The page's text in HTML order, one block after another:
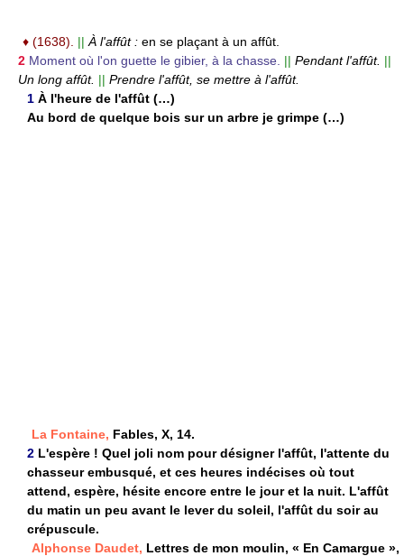
♦ (1638). || À l'affût : en se plaçant à un affût.
2 Moment où l'on guette le gibier, à la chasse. || Pendant l'affût. ||
Un long affût. || Prendre l'affût, se mettre à l'affût.
1 À l'heure de l'affût (…)
Au bord de quelque bois sur un arbre je grimpe (…)
La Fontaine, Fables, X, 14.
2 L'espère ! Quel joli nom pour désigner l'affût, l'attente du
chasseur embusqué, et ces heures indécises où tout
attend, espère, hésite encore entre le jour et la nuit. L'affût
du matin un peu avant le lever du soleil, l'affût du soir au
crépuscule.
Alphonse Daudet, Lettres de mon moulin, « En Camargue »,